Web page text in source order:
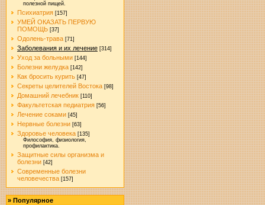
полезной пищей.
Психиатрия [157]
УМЕЙ ОКАЗАТЬ ПЕРВУЮ
ПОМОЩЬ [37]
Одолень-трава [71]
Заболевания и их лечение [314]
Уход за больными [144]
Болезни желудка [142]
Как бросить курить [47]
Секреты целителей Востока [98]
Домашний лечебник [110]
Факультетская педиатрия [56]
Лечение соками [45]
Нервные болезни [63]
Здоровье человека [135]
Философия, физиология,
профилактика.
Защитные силы организма и
болезни [42]
Современные болезни
человечества [157]
» Популярное